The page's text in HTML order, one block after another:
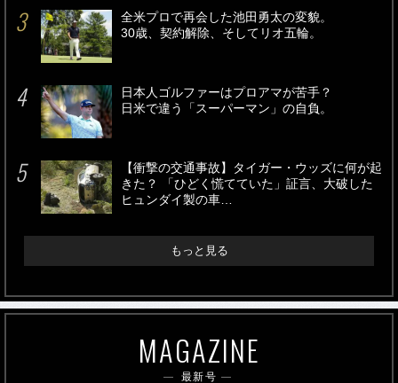
全米プロで再会した池田勇太の変貌。
30歳、契約解除、そしてリオ五輪。
日本人ゴルファーはプロアマが苦手？
日米で違う「スーパーマン」の自負。
【衝撃の交通事故】タイガー・ウッズに何が起
きた？ 「ひどく慌てていた」証言、大破した
ヒュンダイ製の車…
もっと見る
MAGAZINE
最新号